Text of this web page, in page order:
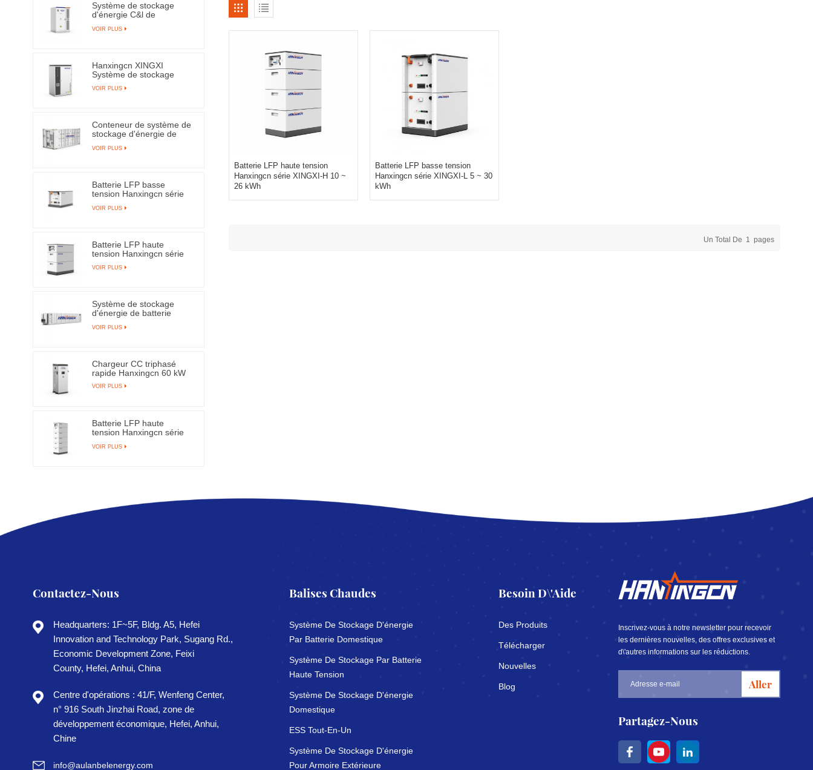
Batterie LFP haute tension
Hanxingcn série XINGXI-H 10 ~
26 kWh
Batterie LFP basse tension
Hanxingcn série XINGXI-L 5 ~ 30
kWh
Un Total De 1 Pages
Système de stockage
d'énergie C&l de
Hanxingcn XINGHUI
VOIR PLUS
Hanxingcn XINGXI
Système de stockage
VOIR PLUS
Conteneur de système de
stockage d'énergie de
refroidissement liquide
VOIR PLUS
Batterie LFP basse
tension Hanxingcn série
VOIR PLUS
Batterie LFP haute
tension Hanxingcn série
VOIR PLUS
Système de stockage
d'énergie de batterie
45 pieds 5 MWh
VOIR PLUS
Chargeur CC triphasé
rapide Hanxingcn 60 kW
VOIR PLUS
Batterie LFP haute
tension Hanxingcn série
VOIR PLUS
Contactez-Nous
Headquarters: 1F~5F, Bldg. A5, Hefei
Innovation and Technology Park, Sugang Rd.,
Economic Development Zone, Feixi
County, Hefei, Anhui, China
Centre d'opérations : 41/F, Wenfeng Center,
n° 916 South Jinzhai Road, zone de
développement économique, Hefei, Anhui,
Chine
info@aulanbelenergy.com
Balises Chaudes
Système De Stockage D'énergie
Par Batterie Domestique
Système De Stockage Par Batterie
Haute Tension
Système De Stockage D'énergie
Domestique
ESS Tout-En-Un
Système De Stockage D'énergie
Pour Armoire Extérieure
Besoin D\'aide
Des Produits
Télécharger
Nouvelles
Blog
Inscrivez-vous à notre newsletter pour recevoir
les dernières nouvelles, des offres exclusives et
d\'autres informations sur les réductions.
Aller
Partagez-Nous